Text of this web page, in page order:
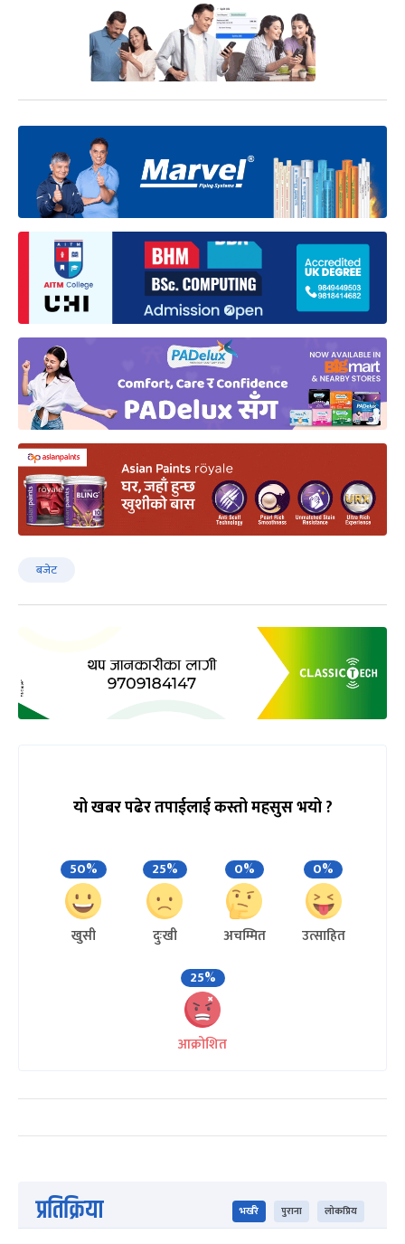
बजेट
यो खबर पढेर तपाईलाई कस्तो महसुस भयो ?
50%
खुसी
25%
दुःखी
0%
अचम्मित
0%
उत्साहित
25%
आक्रोशित
प्रतिक्रिया भर्खरै पुराना लोकप्रिय